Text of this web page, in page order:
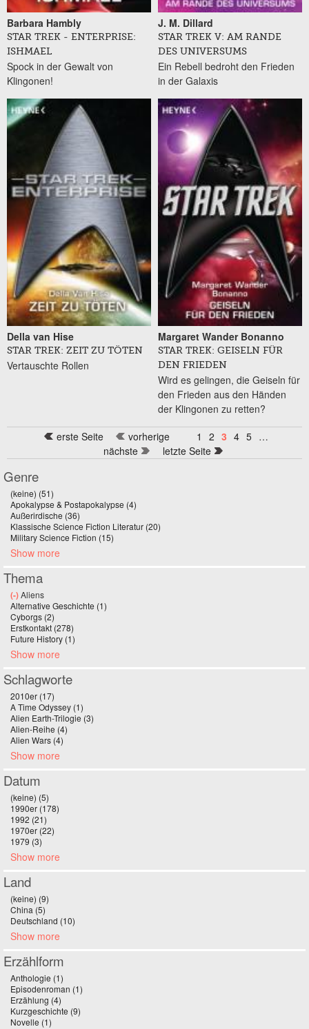
Barbara Hambly
STAR TREK - ENTERPRISE:
ISHMAEL
Spock in der Gewalt von
Klingonen!
J. M. Dillard
STAR TREK V: AM RANDE
DES UNIVERSUMS
Ein Rebell bedroht den Frieden
in der Galaxis
Della van Hise
STAR TREK: ZEIT ZU TÖTEN
Vertauschte Rollen
Margaret Wander Bonanno
STAR TREK: GEISELN FÜR
DEN FRIEDEN
Wird es gelingen, die Geiseln für
den Frieden aus den Händen
der Klingonen zu retten?
erste Seite
vorherige 1 2 3 4 5 …
nächste
letzte Seite
Genre
(keine) (51)
Apokalypse & Postapokalypse (4)
Außerirdische (36)
Klassische Science Fiction Literatur (20)
Military Science Fiction (15)
Show more
Thema
(-)Remove Aliens filter
Aliens
Alternative Geschichte (1)
Cyborgs (2)
Erstkontakt (278)
Future History (1)
Show more
Schlagworte
2010er (17)
A Time Odyssey (1)
Alien Earth-Trilogie (3)
Alien-Reihe (4)
Alien Wars (4)
Show more
Datum
(keine) (5)
1990er (178)
1992 (21)
1970er (22)
1979 (3)
Show more
Land
(keine) (9)
China (5)
Deutschland (10)
Show more
Erzählform
Anthologie (1)
Episodenroman (1)
Erzählung (4)
Kurzgeschichte (9)
Novelle (1)